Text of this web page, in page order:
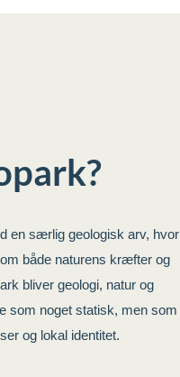
en særlig geologisk arv, hvor
både naturens kræfter og
bliver geologi, natur og
som noget statisk, men som
og lokal identitet.